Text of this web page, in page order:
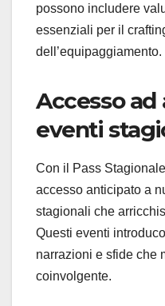
possono includere
essenziali per il
dell’equipaggiamento.
Accesso
eventi
Con il Pass
accesso anticipato a
stagionali che
Questi eventi
narrazioni e sfide che
coinvolgente.